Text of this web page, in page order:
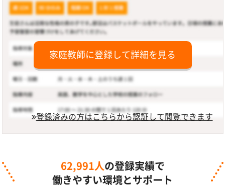
家庭教師に登録して詳細を見る
登録済みの方はこちらから認証して閲覧できます
62,991人 の登録実績で
働きやすい環境とサポート